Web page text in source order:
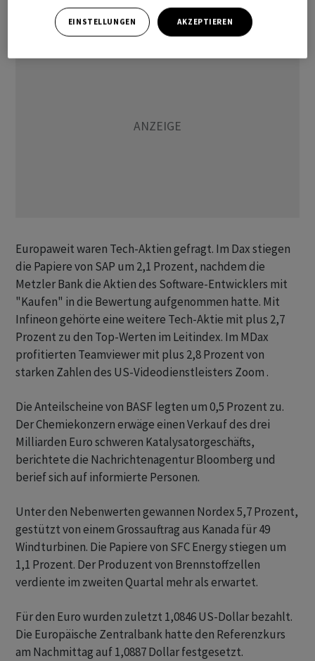
eingestellt", so Oldenburger.
Europaweit waren Tech-Aktien gefragt. Im Dax stiegen
die Papiere von SAP um 2,1 Prozent, nachdem die
Metzler Bank die Aktien des Software-Entwicklers mit
"Kaufen" in die Bewertung aufgenommen hatte. Mit
Infineon gehörte eine weitere Tech-Aktie mit plus 2,7
Prozent zu den Top-Werten im Leitindex. Im MDax
profitierten Teamviewer mit plus 2,8 Prozent von
starken Zahlen des US-Videodienstleisters Zoom .
Die Anteilscheine von BASF legten um 0,5 Prozent zu.
Der Chemiekonzern erwäge einen Verkauf des drei
Milliarden Euro schweren Katalysatorgeschäfts,
berichtete die Nachrichtenagentur Bloomberg und
berief sich auf informierte Personen.
Unter den Nebenwerten gewannen Nordex 5,7 Prozent,
gestützt von einem Grossauftrag aus Kanada für 49
Windturbinen. Die Papiere von SFC Energy stiegen um
1,1 Prozent. Der Produzent von Brennstoffzellen
verdiente im zweiten Quartal mehr als erwartet.
Für den Euro wurden zuletzt 1,0846 US-Dollar bezahlt.
Die Europäische Zentralbank hatte den Referenzkurs
am Nachmittag auf 1,0887 Dollar festgesetzt.
EINSTELLUNGEN AKZEPTIEREN